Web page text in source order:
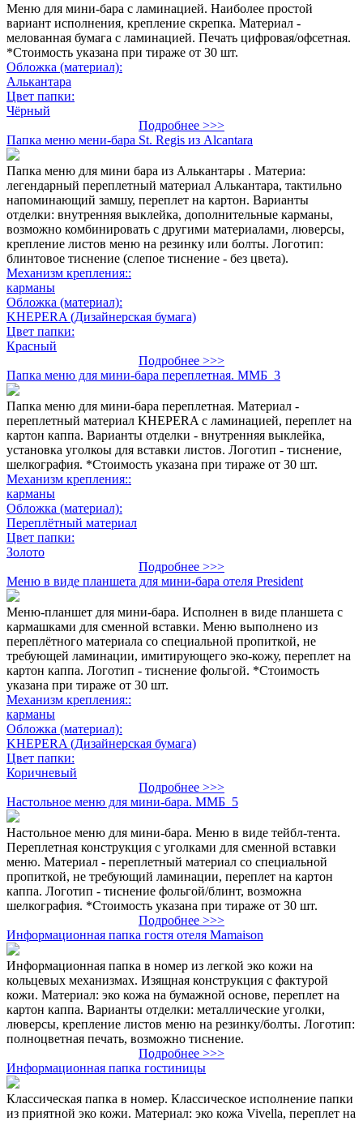
Меню для мини-бара с ламинацией. Наиболее простой
вариант исполнения, крепление скрепка. Материал -
мелованная бумага с ламинацией. Печать цифровая/офсетная.
*Стоимость указана при тираже от 30 шт.
Обложка (материал):
Алькантара
Цвет папки:
Чёрный
Подробнее >>>
Папка меню мени-бара St. Regis из Alcantara
Папка меню для мини бара из Алькантары . Материа:
легендарный переплетный материал Алькантара, тактильно
напоминающий замшу, переплет на картон. Варианты
отделки: внутренняя выклейка, дополнительные карманы,
возможно комбинировать с другими материалами, люверсы,
крепление листов меню на резинку или болты. Логотип:
блинтовое тиснение (слепое тиснение - без цвета).
Механизм крепления::
карманы
Обложка (материал):
KHEPERA (Дизайнерская бумага)
Цвет папки:
Красный
Подробнее >>>
Папка меню для мини-бара переплетная. ММБ_3
Папка меню для мини-бара переплетная. Материал -
переплетный материал KHEPERA с ламинацией, переплет на
картон каппа. Варианты отделки - внутренняя выклейка,
установка уголкоы для вставки листов. Логотип - тиснение,
шелкография. *Стоимость указана при тираже от 30 шт.
Механизм крепления::
карманы
Обложка (материал):
Переплётный материал
Цвет папки:
Золото
Подробнее >>>
Меню в виде планшета для мини-бара отеля President
Меню-планшет для мини-бара. Исполнен в виде планшета с
кармашками для сменной вставки. Меню выполнено из
переплётного материала со специальной пропиткой, не
требующей ламинации, имитирующего эко-кожу, переплет на
картон каппа. Логотип - тиснение фольгой. *Стоимость
указана при тираже от 30 шт.
Механизм крепления::
карманы
Обложка (материал):
KHEPERA (Дизайнерская бумага)
Цвет папки:
Коричневый
Подробнее >>>
Настольное меню для мини-бара. ММБ_5
Настольное меню для мини-бара. Меню в виде тейбл-тента.
Переплетная конструкция с уголками для сменной вставки
меню. Материал - переплетный материал со специальной
пропиткой, не требующий ламинации, переплет на картон
каппа. Логотип - тиснение фольгой/блинт, возможна
шелкография. *Стоимость указана при тираже от 30 шт.
Подробнее >>>
Информационная папка гостя отеля Mamaison
Информационная папка в номер из легкой эко кожи на
кольцевых механизмах. Изящная конструкция с фактурой
кожи. Материал: эко кожа на бумажной основе, переплет на
картон каппа. Варианты отделки: металлические уголки,
люверсы, крепление листов меню на резинку/болты. Логотип:
полноцветная печать, возможно тиснение.
Подробнее >>>
Информационная папка гостиницы
Классическая папка в номер. Классическое исполнение папки
из приятной эко кожи. Материал: эко кожа Vivella, переплет на